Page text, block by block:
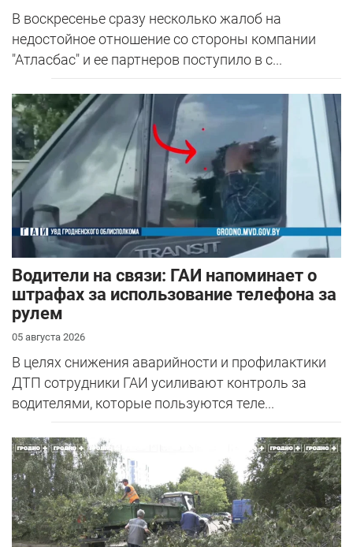
В воскресенье сразу несколько жалоб на
недостойное отношение со стороны компании
"Атласбас" и ее партнеров поступило в с...
Водители на связи: ГАИ напоминает о
штрафах за использование телефона за
рулем
05 августа 2026
В целях снижения аварийности и профилактики
ДТП сотрудники ГАИ усиливают контроль за
водителями, которые пользуются теле...